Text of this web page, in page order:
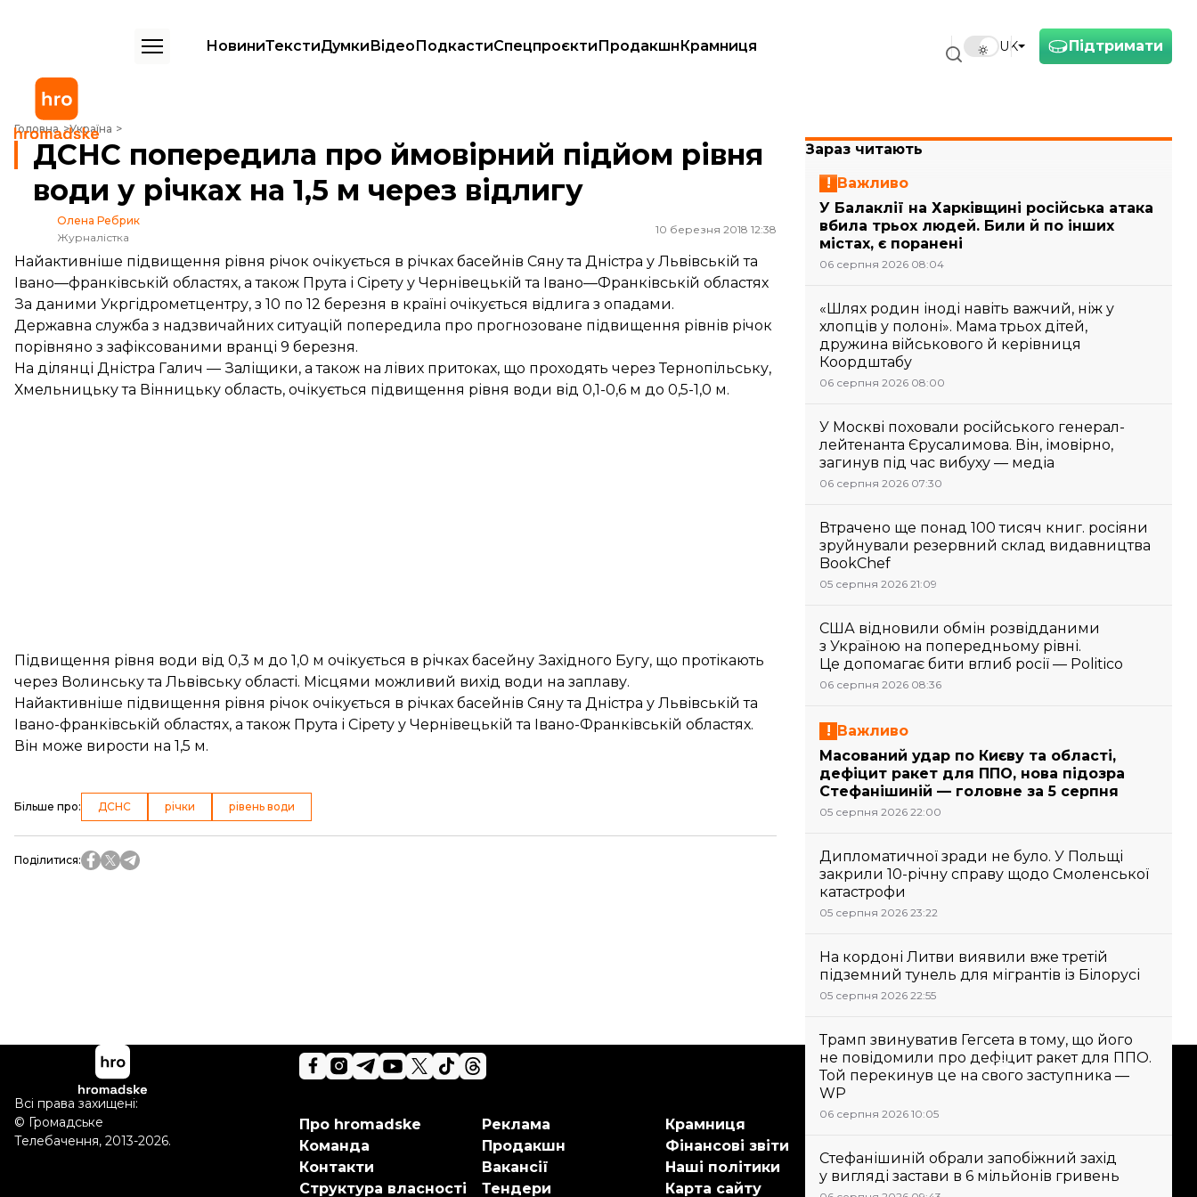
Підтримати
UK
НовиниТекстиДумкиВідеоПодкастиСпецпроєктиПродакшнКрамниця
Головна Україна
ДСНС попередила про ймовірний підйом рівня води у річках на 1,5 м через відлигу
ДСНС попередила про ймовірний підйом рівня
води у річках на 1,5 м через відлигу
Олена Ребрик
Журналістка
10 березня 2018 12:38
Найактивніше підвищення рівня річок очікується в річках басейнів Сяну та Дністра у Львівській та
Івано—франківській областях, а також Прута і Сірету у Чернівецькій та Івано—Франківській областях
За даними Укргідрометцентру, з 10 по 12 березня в країні очікується відлига з опадами.
Державна служба з надзвичайних ситуацій попередила про прогнозоване підвищення рівнів річок
порівняно з зафіксованими вранці 9 березня.
На ділянці Дністра Галич — Заліщики, а також на лівих притоках, що проходять через Тернопільську,
Хмельницьку та Вінницьку область, очікується підвищення рівня води від 0,1-0,6 м до 0,5-1,0 м.
Підвищення рівня води від 0,3 м до 1,0 м очікується в річках басейну Західного Бугу, що протікають
через Волинську та Львівську області. Місцями можливий вихід води на заплаву.
Найактивніше підвищення рівня річок очікується в річках басейнів Сяну та Дністра у Львівській та
Івано-франківській областях, а також Прута і Сірету у Чернівецькій та Івано-Франківській областях.
Він може вирости на 1,5 м.
Більше про: ДСНС річки рівень води
Поділитися:
Зараз читають
Важливо
У Балаклії на Харківщині російська атака
вбила трьох людей. Били й по інших
містах, є поранені
06 серпня 2026 08:04
«Шлях родин іноді навіть важчий, ніж у
хлопців у полоні». Мама трьох дітей,
дружина військового й керівниця
Коордштабу
06 серпня 2026 08:00
У Москві поховали російського генерал-
лейтенанта Єрусалимова. Він, імовірно,
загинув під час вибуху — медіа
06 серпня 2026 07:30
Втрачено ще понад 100 тисяч книг. росіяни
зруйнували резервний склад видавництва
BookChef
05 серпня 2026 21:09
США відновили обмін розвідданими
з Україною на попередньому рівні.
Це допомагає бити вглиб росії — Politico
06 серпня 2026 08:36
Важливо
Масований удар по Києву та області,
дефіцит ракет для ППО, нова підозра
Стефанішиній — головне за 5 серпня
05 серпня 2026 22:00
Дипломатичної зради не було. У Польщі
закрили 10-річну справу щодо Смоленської
катастрофи
05 серпня 2026 23:22
На кордоні Литви виявили вже третій
підземний тунель для мігрантів із Білорусі
05 серпня 2026 22:55
Трамп звинуватив Гегсета в тому, що його
не повідомили про дефіцит ракет для ППО.
Той перекинув це на свого заступника —
WP
06 серпня 2026 10:05
Стефанішиній обрали запобіжний захід
у вигляді застави в 6 мільйонів гривень
Підтримати
завдяки тобі. Будь нашим
Про hromadske
Команда
Контакти
Структура власності
Реклама
Продакшн
Вакансії
Тендери
Крамниця
Фінансові звіти
Наші політики
Карта сайту
Всі права захищені:
© Громадське
Телебачення, 2013-2026.